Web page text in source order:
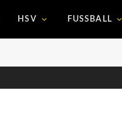
HSV FUSSBALL